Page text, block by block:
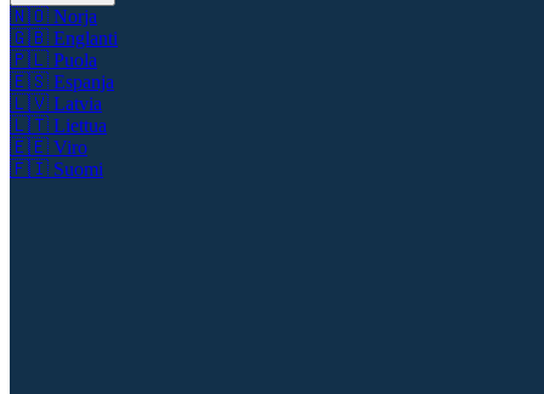
🇳🇴 Norja
🇬🇧 Englanti
🇵🇱 Puola
🇪🇸 Espanja
🇱🇻 Latvia
🇱🇹 Liettua
🇪🇪 Viro
🇫🇮 Suomi